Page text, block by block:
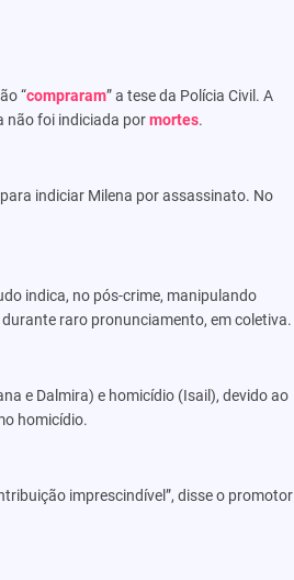
“compraram” a tese da Polícia Civil. A
não foi indiciada pormortes.
indiciar Milena por assassinato. No
indica, no pós-crime, manipulando
raro pronunciamento, em coletiva.
e Dalmira) e homicídio (Isail), devido ao
homicídio.
imprescindível”, disse o promotor